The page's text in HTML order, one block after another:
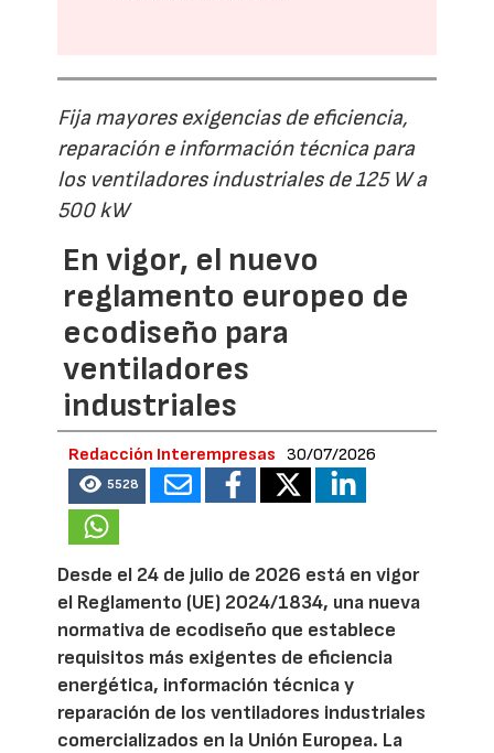
Fija mayores exigencias de eficiencia,
reparación e información técnica para
los ventiladores industriales de 125 W a
500 kW
En vigor, el nuevo
reglamento europeo de
ecodiseño para
ventiladores
industriales
Redacción Interempresas 30/07/2026
5528
Desde el 24 de julio de 2026 está en vigor
el Reglamento (UE) 2024/1834, una nueva
normativa de ecodiseño que establece
requisitos más exigentes de eficiencia
energética, información técnica y
reparación de los ventiladores industriales
comercializados en la Unión Europea. La